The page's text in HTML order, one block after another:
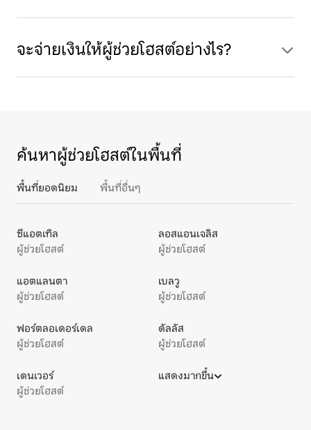
จะจ่ายเงินให้ผู้ช่วยโฮสต์อย่างไร?
ค้นหาผู้ช่วยโฮสต์ในพื้นที่
พื้นที่ยอดนิยม พื้นที่อื่นๆ
ซีแอตเทิล
ผู้ช่วยโฮสต์
ลอสแอนเจลิส
ผู้ช่วยโฮสต์
แอตแลนตา
ผู้ช่วยโฮสต์
เบลวู
ผู้ช่วยโฮสต์
ฟอร์ตลอเดอร์เดล
ผู้ช่วยโฮสต์
ดัลลัส
ผู้ช่วยโฮสต์
เดนเวอร์
ผู้ช่วยโฮสต์
แสดงมากขึ้น